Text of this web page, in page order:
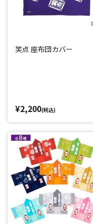
笑点 座布団カバー
¥2,200(税込)